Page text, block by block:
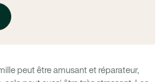
peut être amusant et réparateur,